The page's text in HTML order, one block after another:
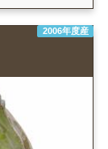
2006年度産